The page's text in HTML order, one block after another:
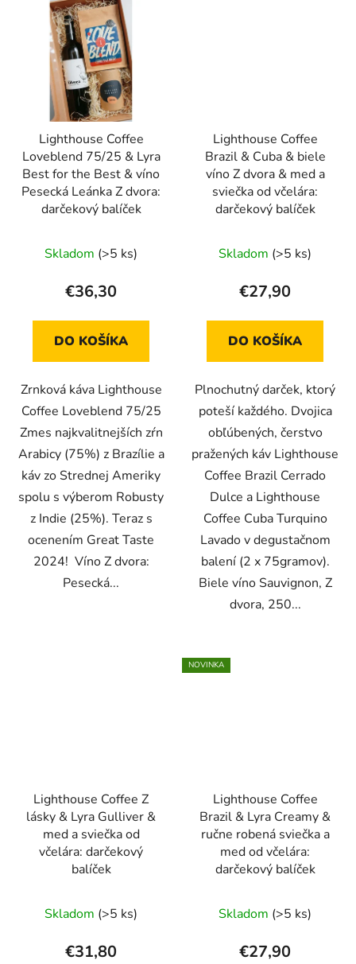
Lighthouse Coffee
Loveblend 75/25 & Lyra
Best for the Best & víno
Pesecká Leánka Z dvora:
darčekový balíček
Skladom (>5 ks)
€36,30
DO KOŠÍKA
Zrnková káva Lighthouse
Coffee Loveblend 75/25
Zmes najkvalitnejších zŕn
Arabicy (75%) z Brazílie a
káv zo Strednej Ameriky
spolu s výberom Robusty
z Indie (25%). Teraz s
ocenením Great Taste
2024! Víno Z dvora:
Pesecká...
Lighthouse Coffee
Brazil & Cuba & biele
víno Z dvora & med a
sviečka od včelára:
darčekový balíček
Skladom (>5 ks)
€27,90
DO KOŠÍKA
Plnochutný darček, ktorý
poteší každého. Dvojica
obľúbených, čerstvo
pražených káv Lighthouse
Coffee Brazil Cerrado
Dulce a Lighthouse
Coffee Cuba Turquino
Lavado v degustačnom
balení (2 x 75gramov).
Biele víno Sauvignon, Z
dvora, 250...
Lighthouse Coffee Z
lásky & Lyra Gulliver &
med a sviečka od
včelára: darčekový
balíček
Skladom (>5 ks)
€31,80
NOVINKA
Lighthouse Coffee
Brazil & Lyra Creamy &
ručne robená sviečka a
med od včelára:
darčekový balíček
Skladom (>5 ks)
€27,90